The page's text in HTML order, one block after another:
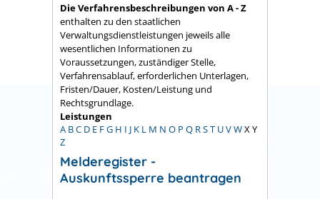
Die Verfahrensbeschreibungen von A - Z
enthalten zu den staatlichen
Verwaltungsdienstleistungen jeweils alle
wesentlichen Informationen zu
Voraussetzungen, zuständiger Stelle,
Verfahrensablauf, erforderlichen Unterlagen,
Fristen/Dauer, Kosten/Leistung und
Rechtsgrundlage.
Leistungen
A BC D E FG H I J K L M N O P Q RST UVWX Y
Z
Melderegister -
Auskunftssperre beantragen